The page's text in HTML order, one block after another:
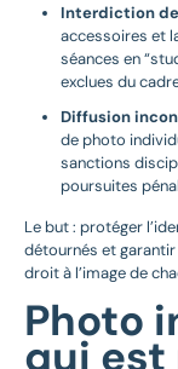
Interdiction
accessoires et
séances en
exclues du
Diffusion
de photo
sanctions
poursuites
Le but : protéger
détournés et
droit à l’image de
Photo
qui est